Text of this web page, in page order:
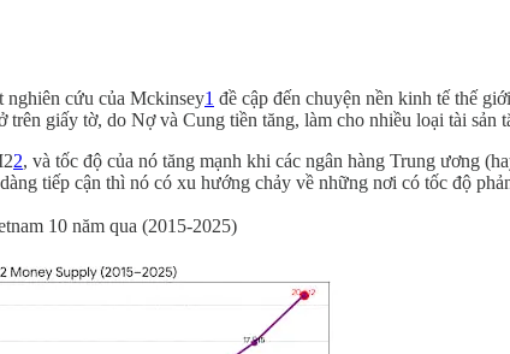
nghiên cứu của Mckinsey1 đề cập đến chuyện nền kinh tế thế
giấy tờ, do Nợ và Cung tiền tăng, làm cho nhiều loại tài sản
2, và tốc độ của nó tăng mạnh khi các ngân hàng Trung ương
tiếp cận thì nó có xu hướng chảy về những nơi có tốc độ
10 năm qua (2015-2025)